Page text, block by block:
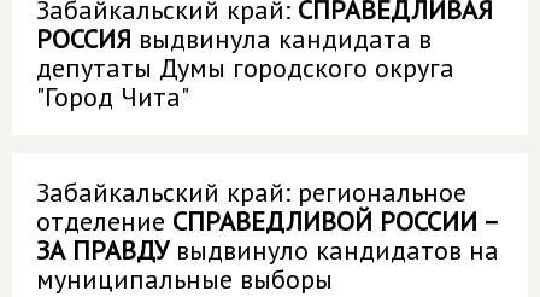
Забайкальский край: СПРАВЕДЛИВАЯ
РОССИЯ выдвинула кандидата в
депутаты Думы городского округа
"Город Чита"
Забайкальский край: региональное
отделение СПРАВЕДЛИВОЙ РОССИИ –
ЗА ПРАВДУвыдвинуло кандидатов на
муниципальные выборы